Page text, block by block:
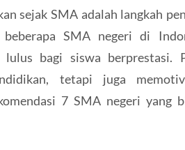
sejak SMA adalah langkah
SMA negeri di
lulus bagi siswa berprestasi.
tetapi juga
7 SMA negeri yang